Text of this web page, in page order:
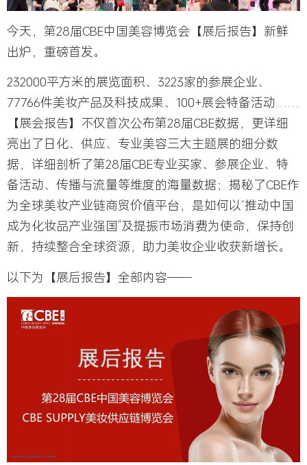
今天， 第28届CBE中国美容博览会【展后报告】新鲜
出炉，重磅首发。
232000平方米的展览面积、3223家的参展企业、
77766件美妆产品及科技成果、100+展会特备活动……
【展会报告】不仅首次公布第28届CBE数据，更详细
亮出了日化、供应、专业美容三大主题展的细分数
据，详细剖析了第28届CBE专业买家、参展企业、特
备活动、传播与流量等维度的海量数据；揭秘了CBE作
为全球美妆产业链商贸价值平台，是如何以“推动中国
成为化妆品产业强国”及提振市场消费为使命，保持创
新，持续整合全球资源，助力美妆企业收获新增长。
以下为【展后报告】全部内容——